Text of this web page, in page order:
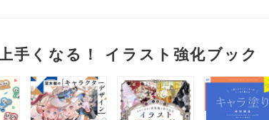
手くなる！ イラスト強化ブック